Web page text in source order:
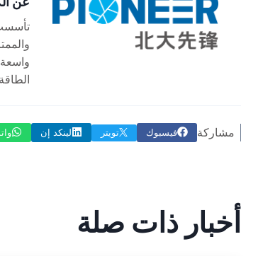
مشاركة فيسبوك تويتر لينكد إن
أخبار ذات صلة